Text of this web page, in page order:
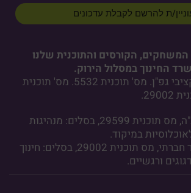
הקורסים והתוכנית שלנו
החינוך במסלול הירוק.
ניתן להזמין מתקציבי גפ"ן. מס' תוכנית 5532. מס' תוכנית
פדגוגיה בהקשב"ה, מס תוכנית 29599, בסלים: מנהיגות
במיקוד.
הפנינג חדר כושר חברתי, מס תוכנית 29002, בסלים: חינוך
ורגשיים.
ת להרשם לקבלת עדכונים